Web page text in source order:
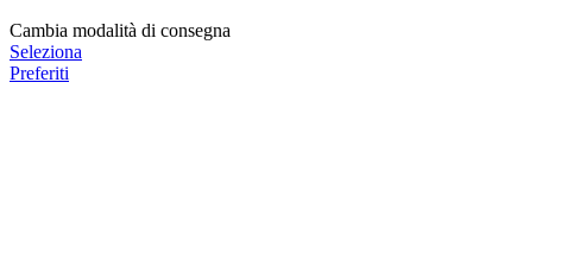
Cambia modalità di consegna
Seleziona
Preferiti